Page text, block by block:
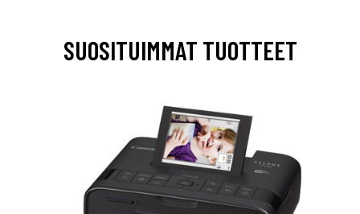
SUOSITUIMMAT TUOTTEET